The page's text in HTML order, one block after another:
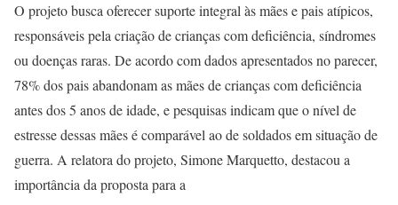
O projeto busca oferecer suporte integral às mães e pais atípicos,
responsáveis pela criação de crianças com deficiência, síndromes
ou doenças raras. De acordo com dados apresentados no parecer,
78% dos pais abandonam as mães de crianças com deficiência
antes dos 5 anos de idade, e pesquisas indicam que o nível de
estresse dessas mães é comparável ao de soldados em situação de
guerra. A relatora do projeto, Simone Marquetto, destacou a
importância da proposta para a